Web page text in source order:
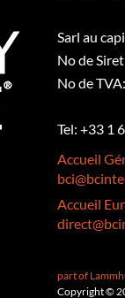
Sarl au
No de
No de
Tel: +33 1
Accueil
Accueil
part of
Copyright ©